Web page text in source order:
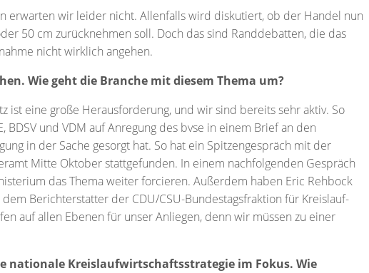
erwarten wir leider nicht. Allenfalls wird diskutiert, ob der Handel nun
50 cm zurücknehmen soll. Doch das sind Randdebatten, die das
nicht wirklich angehen.
Wie geht die Branche mit diesem Thema um?
ist eine große Herausforderung, und wir sind bereits sehr aktiv. So
BDSV und VDM auf Anregung des bvse in einem Brief an den
in der Sache gesorgt hat. So hat ein Spitzengespräch mit der
Mitte Oktober stattgefunden. In einem nachfolgenden Gespräch
das Thema weiter forcieren. Außerdem haben Eric Rehbock
Berichterstatter der CDU/CSU-Bundestagsfraktion für Kreislauf-
auf allen Ebenen für unser Anliegen, denn wir müssen zu einer
nationale Kreislaufwirtschaftsstrategie im Fokus. Wie